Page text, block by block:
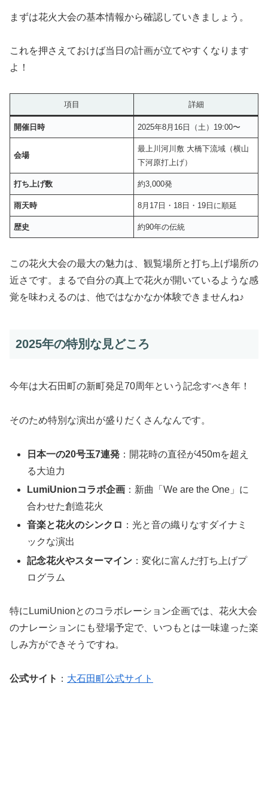
まずは花火大会の基本情報から確認していきましょう。
これを押さえておけば当日の計画が立てやすくなります
よ！
項目 詳細
開催日時 2025年8月16日（土）19:00〜
会場
最上川河川敷 大橋下流域（横山
下河原打上げ）
打ち上げ数 約3,000発
雨天時 8月17日・18日・19日に順延
歴史 約90年の伝統
この花火大会の最大の魅力は、観覧場所と打ち上げ場所の
近さです。まるで自分の真上で花火が開いているような感
覚を味わえるのは、他ではなかなか体験できませんね♪
2025年の特別な見どころ
今年は大石田町の新町発足70周年という記念すべき年！
そのため特別な演出が盛りだくさんなんです。
日本一の20号玉7連発 ：開花時の直径が450mを超え
る大迫力
LumiUnionコラボ企画 ：新曲「We are the One」に
合わせた創造花火
音楽と花火のシンクロ ：光と音の織りなすダイナミ
ックな演出
記念花火やスターマイン ：変化に富んだ打ち上げプ
ログラム
特にLumiUnionとのコラボレーション企画では、花火大会
のナレーションにも登場予定で、いつもとは一味違った楽
しみ方ができそうですね。
公式サイト ： 大石田町公式サイト